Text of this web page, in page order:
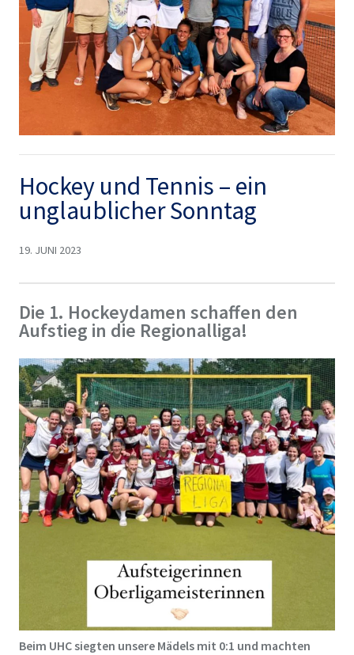
Hockey und Tennis – ein
unglaublicher Sonntag
19. JUNI 2023
Die 1. Hockeydamen schaffen den
Aufstieg in die Regionalliga!
Beim UHC siegten unsere Mädels mit 0:1 und machten